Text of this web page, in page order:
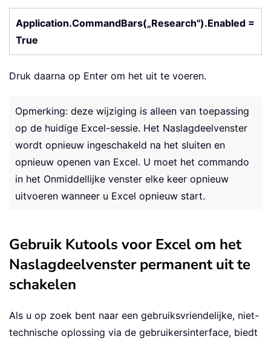
Application.CommandBars(„Research").Enabled =
True
Druk daarna op Enter om het uit te voeren.
Opmerking: deze wijziging is alleen van toepassing
op de huidige Excel-sessie. Het Naslagdeelvenster
wordt opnieuw ingeschakeld na het sluiten en
opnieuw openen van Excel. U moet het commando
in het Onmiddellijke venster elke keer opnieuw
uitvoeren wanneer u Excel opnieuw start.
Gebruik Kutools voor Excel om het
Naslagdeelvenster permanent uit te
schakelen
Als u op zoek bent naar een gebruiksvriendelijke, niet-
technische oplossing via de gebruikersinterface, biedt